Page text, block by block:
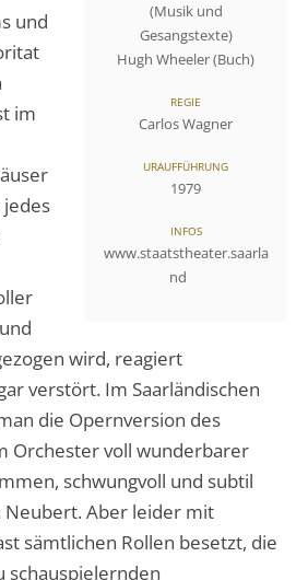
(Musik und
Gesangstexte)
Hugh Wheeler (Buch)
REGIE
Carlos Wagner
URAUFFÜHRUNG
1979
INFOS
www.staatstheater.saarla
nd
und
im
wird, reagiert
verstört. Im Saarländischen
die Opernversion des
Orchester voll wunderbarer
schwungvoll und subtil
Neubert. Aber leider mit
sämtlichen Rollen besetzt, die
schauspielernden